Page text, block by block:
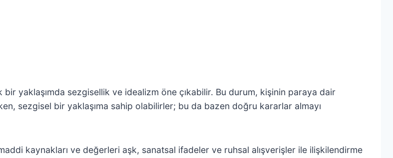
yaklaşımda sezgisellik ve idealizm öne çıkabilir. Bu durum, kişinin paraya dair
sezgisel bir yaklaşıma sahip olabilirler; bu da bazen doğru kararlar almayı
kaynakları ve değerleri aşk, sanatsal ifadeler ve ruhsal alışverişler ile ilişkilendirme